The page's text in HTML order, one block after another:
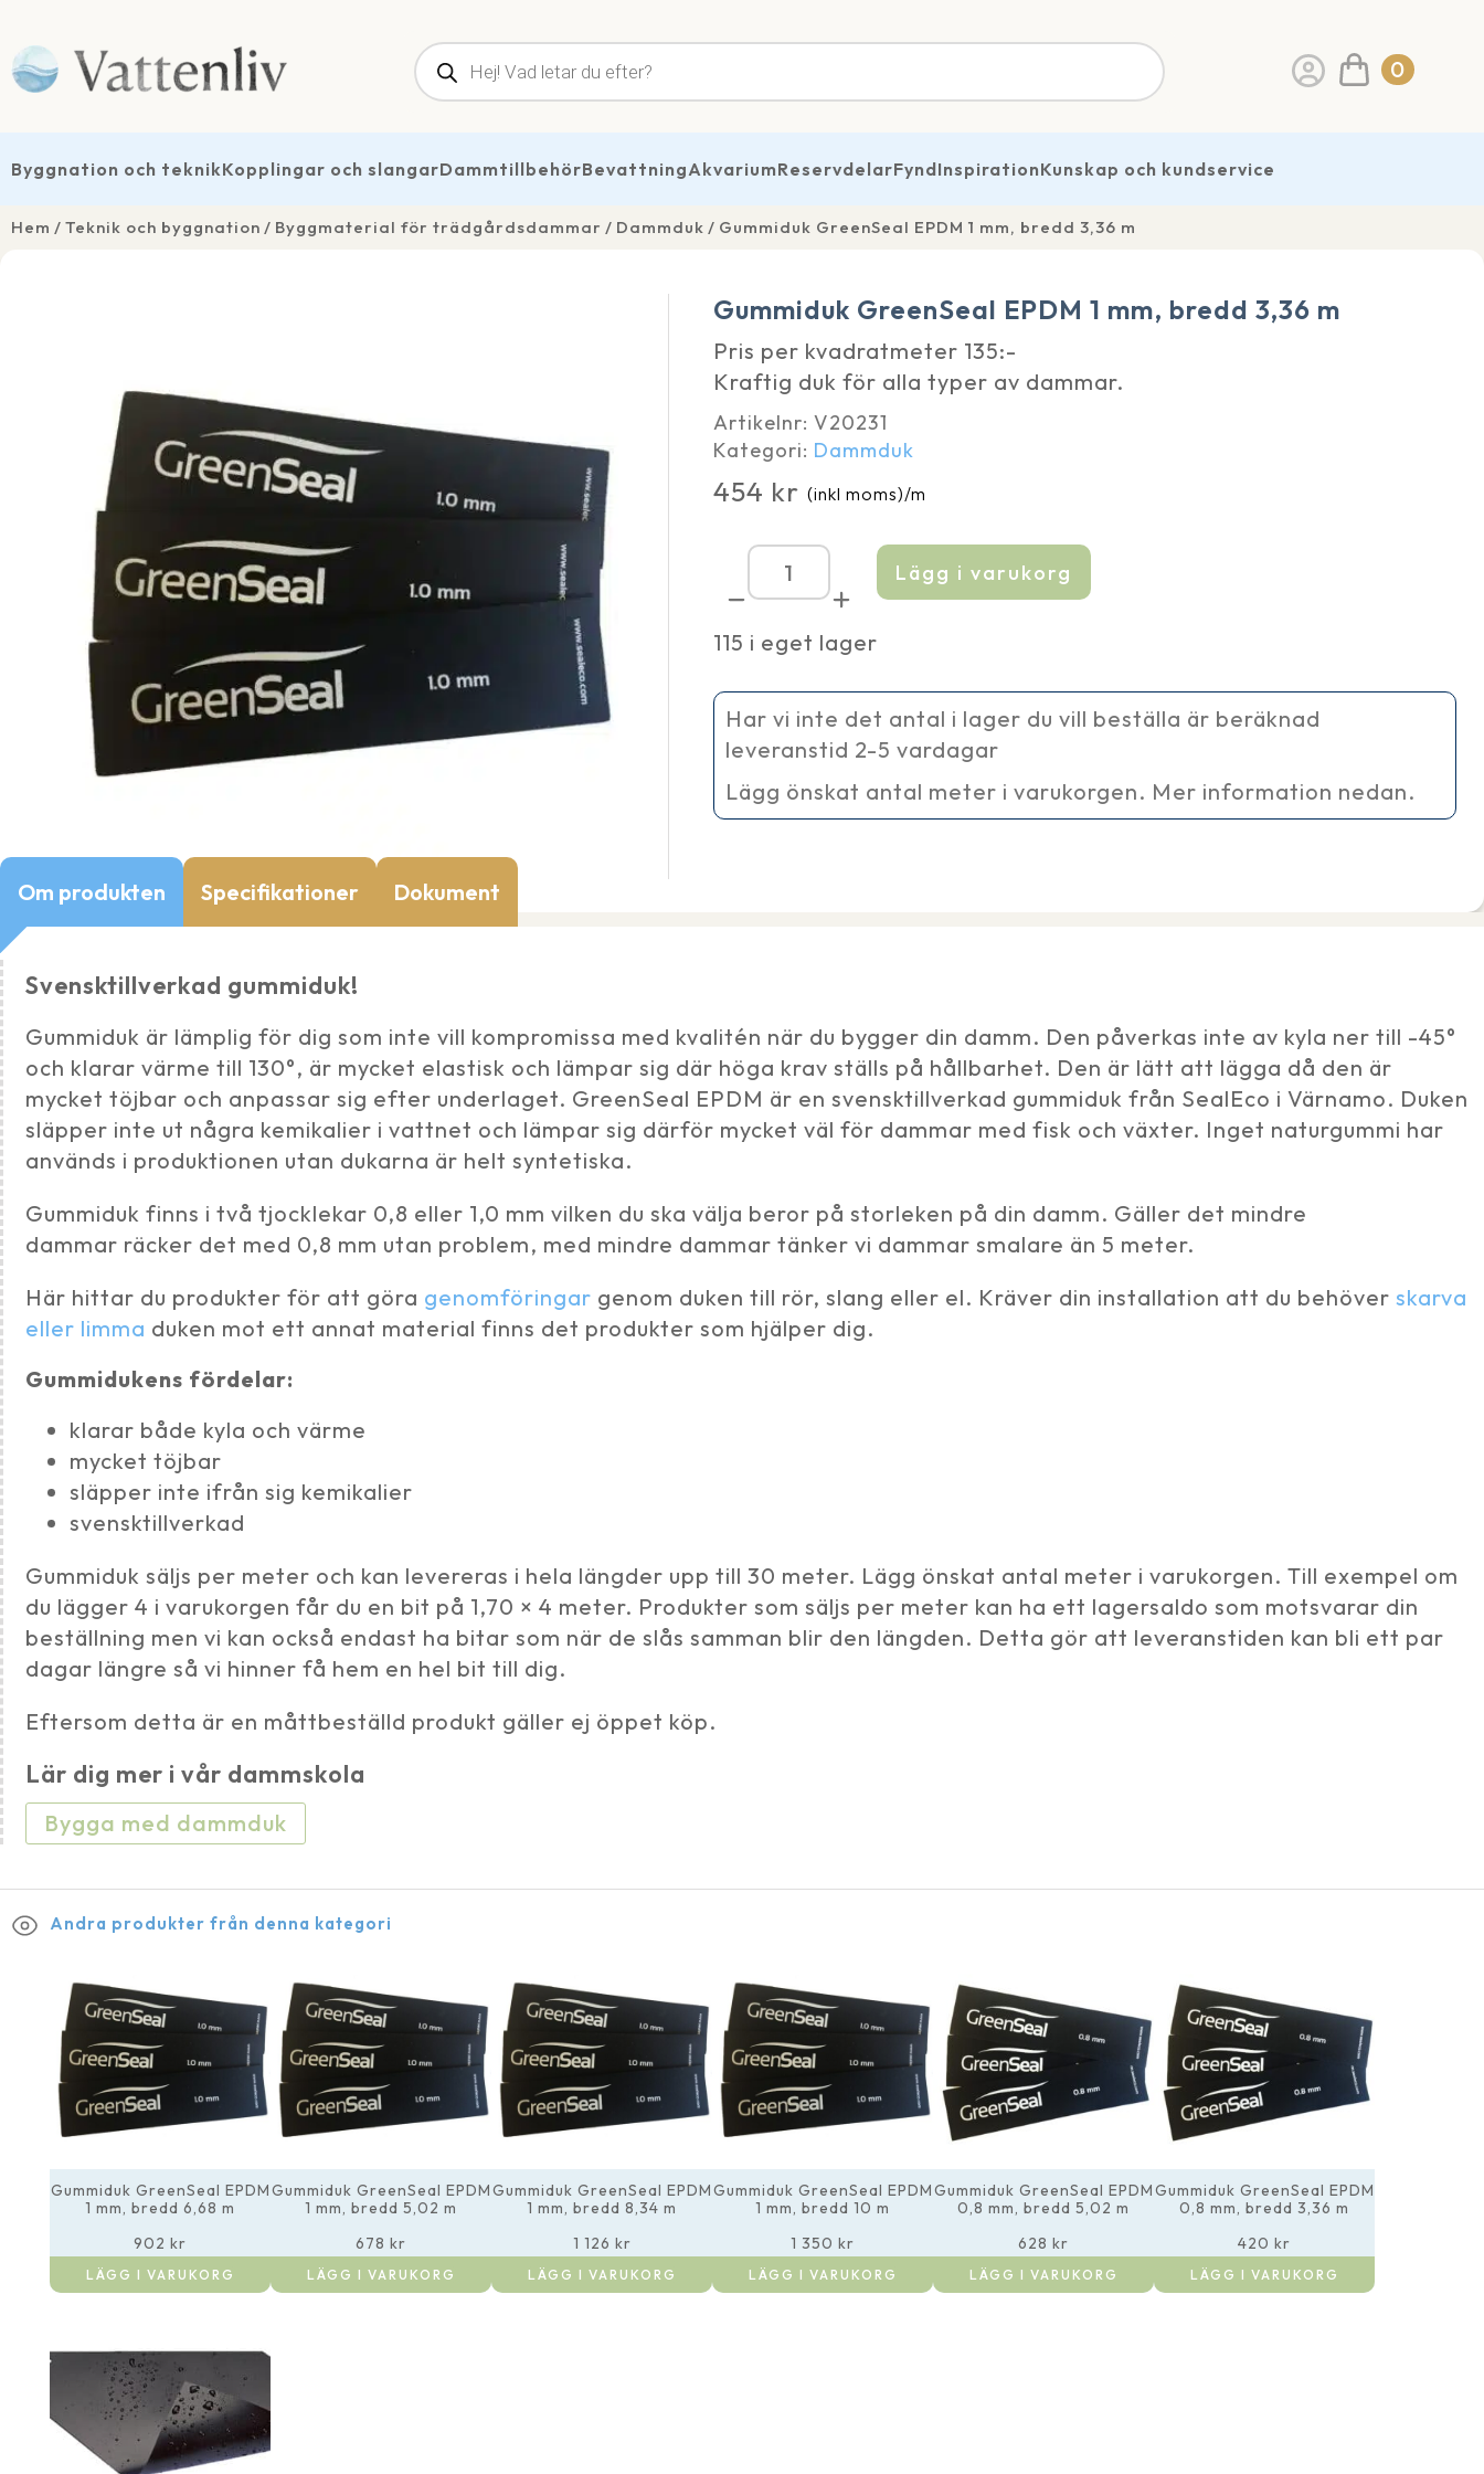
Produktsökning
0
Byggnation och teknikKopplingar och slangarDammtillbehörBevattningAkvariumReservdelarFyndInspirationKunskap och kundservice
Hem Teknik och byggnation Byggmaterial för trädgårdsdammar Dammduk Gummiduk GreenSeal EPDM 1 mm, bredd 3,36 m
Gummiduk GreenSeal EPDM 1 mm, bredd 3,36 m
Pris per kvadratmeter 135:-
Kraftig duk för alla typer av dammar.
Artikelnr:V20231
Kategori: Dammduk
454 kr (inkl moms)/m
115 i eget lager
Gummiduk
GreenSeal
1
bredd
3,36
m
mängd
Lägg i varukorg
Har vi inte det antal i lager du vill beställa är beräknad
leveranstid 2-5 vardagar
Lägg önskat antal meter i varukorgen. Mer information nedan.
Om produkten Specifikationer Dokument
Svensktillverkad gummiduk!
Gummiduk är lämplig för dig som inte vill kompromissa med kvalitén när du bygger din damm. Den påverkas inte av kyla ner till -45°
och klarar värme till 130°, är mycket elastisk och lämpar sig där höga krav ställs på hållbarhet. Den är lätt att lägga då den är
mycket töjbar och anpassar sig efter underlaget. GreenSeal EPDM är en svensktillverkad gummiduk från SealEco i Värnamo. Duken
släpper inte ut några kemikalier i vattnet och lämpar sig därför mycket väl för dammar med fisk och växter. Inget naturgummi har
används i produktionen utan dukarna är helt syntetiska.
Gummiduk finns i två tjocklekar 0,8 eller 1,0 mm vilken du ska välja beror på storleken på din damm. Gäller det mindre
dammar räcker det med 0,8 mm utan problem, med mindre dammar tänker vi dammar smalare än 5 meter.
Här hittar du produkter för att göra genomföringar genom duken till rör, slang eller el. Kräver din installation att du behöver skarva
eller limma duken mot ett annat material finns det produkter som hjälper dig.
Gummidukens fördelar:
klarar både kyla och värme
mycket töjbar
släpper inte ifrån sig kemikalier
svensktillverkad
Gummiduk säljs per meter och kan levereras i hela längder upp till 30 meter. Lägg önskat antal meter i varukorgen. Till exempel om
du lägger 4 i varukorgen får du en bit på 1,70 × 4 meter. Produkter som säljs per meter kan ha ett lagersaldo som motsvarar din
beställning men vi kan också endast ha bitar som när de slås samman blir den längden. Detta gör att leveranstiden kan bli ett par
dagar längre så vi hinner få hem en hel bit till dig.
Eftersom detta är en måttbeställd produkt gäller ej öppet köp.
Lär dig mer i vår dammskola
Bygga med dammduk
Andra produkter från denna kategori
Gummiduk GreenSeal EPDM
1 mm, bredd 6,68 m
902 kr
LÄGG I VARUKORG
Gummiduk GreenSeal EPDM
1 mm, bredd 5,02 m
678 kr
LÄGG I VARUKORG
Gummiduk GreenSeal EPDM
1 mm, bredd 8,34 m
1 126 kr
LÄGG I VARUKORG
Gummiduk GreenSeal EPDM
1 mm, bredd 10 m
1 350 kr
LÄGG I VARUKORG
Gummiduk GreenSeal EPDM
0,8 mm, bredd 5,02 m
628 kr
LÄGG I VARUKORG
Gummiduk GreenSeal EPDM
0,8 mm, bredd 3,36 m
420 kr
LÄGG I VARUKORG